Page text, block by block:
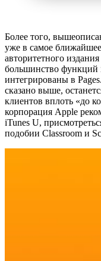
Более того,
уже в самое
авторитетного
большинство функций
интегрированы в
сказано выше,
клиентов вплоть «до
корпорация Apple
iTunes U,
подобии Classroom и